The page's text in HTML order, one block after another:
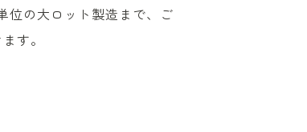
位の大ロット製造まで、ご
す。